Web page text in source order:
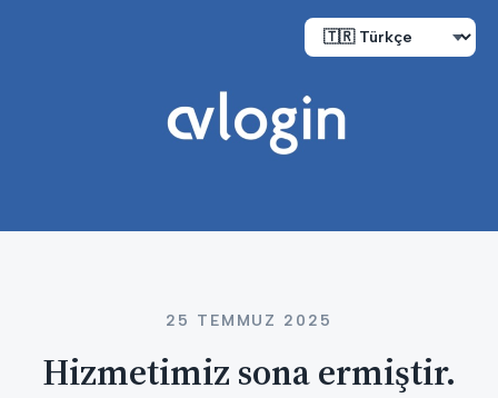
25 TEMMUZ 2025
Hizmetimiz sona ermiştir.